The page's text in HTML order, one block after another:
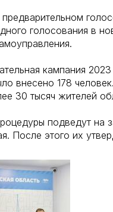
голосования в
кампания
внесено 178
30 тысяч жителей
подведут на
После этого их